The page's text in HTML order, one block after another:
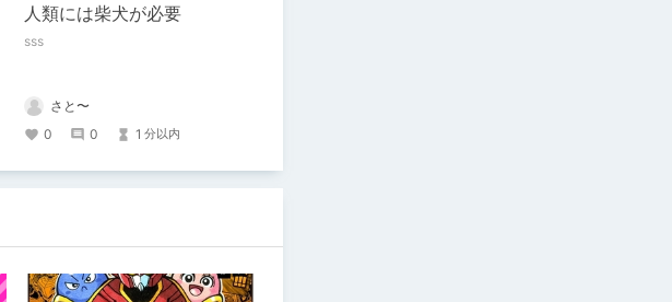
人類には柴犬が必要
sss
さと〜
0
0 1 分以内